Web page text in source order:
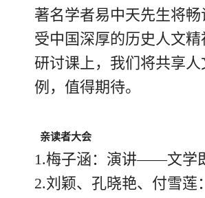
著名学者易中天先生将
受中国深厚的历史人文
研讨课上，我们将共享
例，值得期待。
亲读者大会
1.梅子涵：演讲——文学
2.刘颖、孔晓艳、付雪莲